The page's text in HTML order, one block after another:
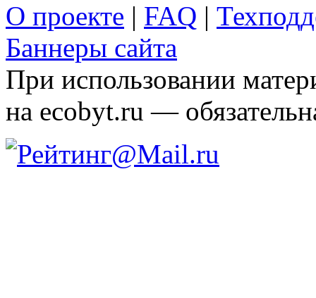
О проекте | FAQ |
Баннеры сайта
При использовании
на ecobyt.ru —